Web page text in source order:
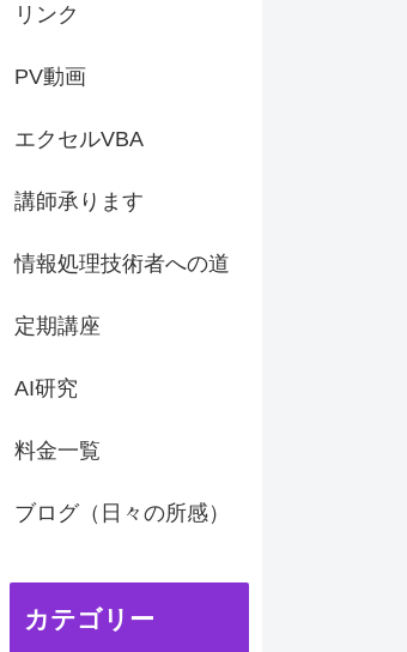
リンク
PV動画
エクセルVBA
講師承ります
情報処理技術者への道
定期講座
AI研究
料金一覧
ブログ（日々の所感）
カテゴリー